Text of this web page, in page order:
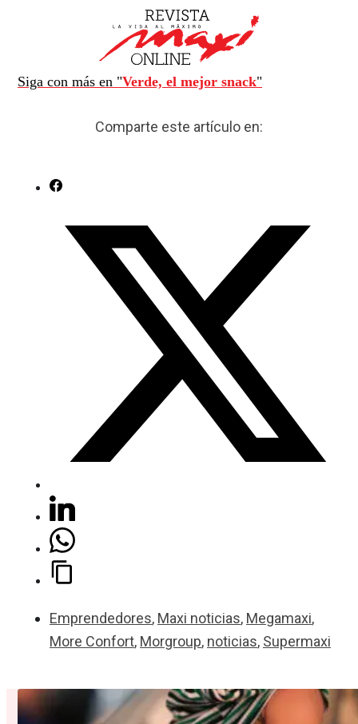
Siga con más en "Verde, el mejor snack"
Comparte este artículo en:
Emprendedores, Maxi noticias, Megamaxi,
More Confort, Morgroup, noticias, Supermaxi